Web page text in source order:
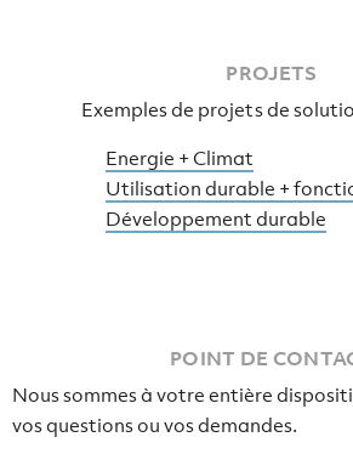
PROJETS
Exemples de projets de
Energie + Climat
Utilisation durable +
Développement durable
POINT DE
Nous sommes à votre entière
vos questions ou vos demandes.